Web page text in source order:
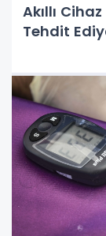
Akıllı
Tehdit